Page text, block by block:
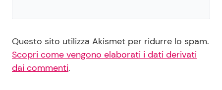
Questo sito utilizza Akismet per ridurre lo spam.
Scopri come vengono elaborati i dati derivati
dai commenti.